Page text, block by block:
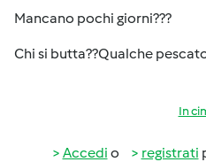
Mancano pochi giorni???
Chi si butta??Qualche
In
Accedi o registrati